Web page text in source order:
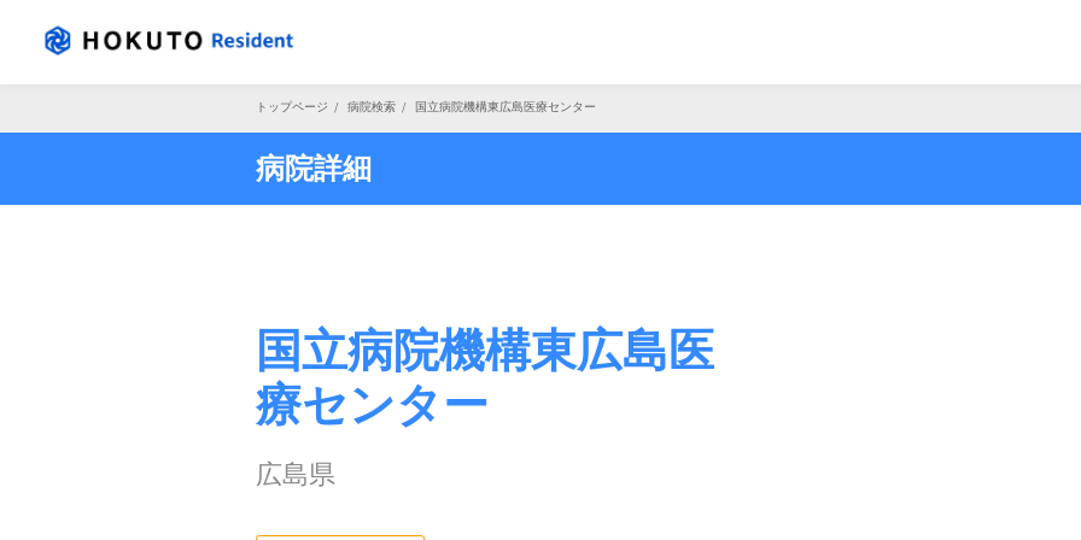
トップページ / 病院検索 / 国立病院機構東広島医療センター
病院詳細
国立病院機構東広島医
療センター
広島県